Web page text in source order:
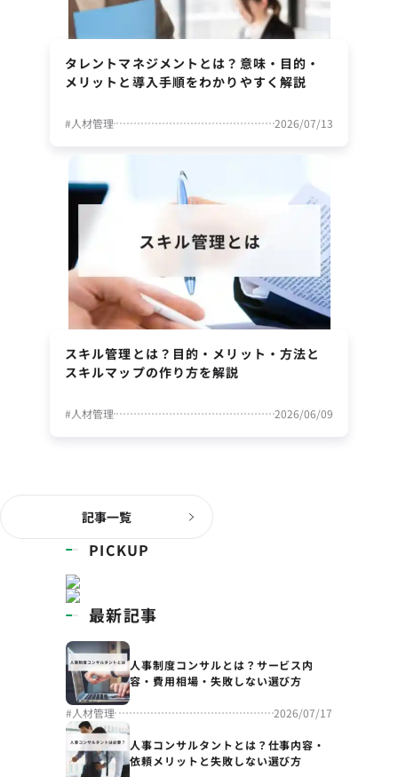
タレントマネジメントとは？意味・目的・
メリットと導入手順をわかりやすく解説
#人材管理 2026/07/13
スキル管理とは？目的・メリット・方法と
スキルマップの作り方を解説
#人材管理 2026/06/09
記事一覧
PICKUP
最新記事
人事制度コンサルとは？サービス内
容・費用相場・失敗しない選び方
#人材管理 2026/07/17
人事コンサルタントとは？仕事内容・
依頼メリットと失敗しない選び方